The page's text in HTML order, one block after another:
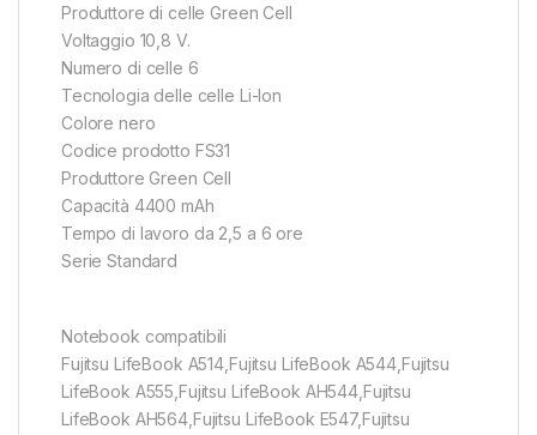
Produttore di celle Green Cell
Voltaggio 10,8 V.
Numero di celle 6
Tecnologia delle celle Li-Ion
Colore nero
Codice prodotto FS31
Produttore Green Cell
Capacità 4400 mAh
Tempo di lavoro da 2,5 a 6 ore
Serie Standard
Notebook compatibili
Fujitsu LifeBook A514,Fujitsu LifeBook A544,Fujitsu
LifeBook A555,Fujitsu LifeBook AH544,Fujitsu
LifeBook AH564,Fujitsu LifeBook E547,Fujitsu